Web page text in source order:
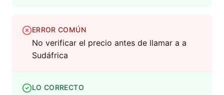
ERROR COMÚN
No verificar el precio antes de llamar a a
Sudáfrica
LO CORRECTO